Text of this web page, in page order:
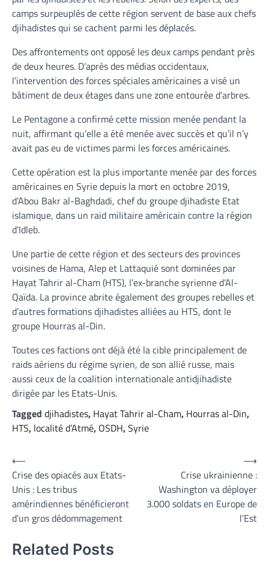
camps surpeuplés de cette région servent de base aux chefs
djihadistes qui se cachent parmi les déplacés.
Des affrontements ont opposé les deux camps pendant près
de deux heures. D’après des médias occidentaux,
l’intervention des forces spéciales américaines a visé un
bâtiment de deux étages dans une zone entourée d’arbres.
Le Pentagone a confirmé cette mission menée pendant la
nuit, affirmant qu’elle a été menée avec succès et qu’il n’y
avait pas eu de victimes parmi les forces américaines.
Cette opération est la plus importante menée par des forces
américaines en Syrie depuis la mort en octobre 2019,
d’Abou Bakr al-Baghdadi, chef du groupe djihadiste Etat
islamique, dans un raid militaire américain contre la région
d’Idleb.
Une partie de cette région et des secteurs des provinces
voisines de Hama, Alep et Lattaquié sont dominées par
Hayat Tahrir al-Cham (HTS), l’ex-branche syrienne d’Al-
Qaïda. La province abrite également des groupes rebelles et
d’autres formations djihadistes alliées au HTS, dont le
groupe Hourras al-Din.
Toutes ces factions ont déjà été la cible principalement de
raids aériens du régime syrien, de son allié russe, mais
aussi ceux de la coalition internationale antidjihadiste
dirigée par les Etats-Unis.
Tagged djihadistes, Hayat Tahrir al-Cham, Hourras al-Din,
HTS, localité d’Atmé, OSDH,Syrie
Navigation
de
l’article
⟵
Crise des opiacés aux Etats-
Unis : Les tribus
amérindiennes bénéficieront
d’un gros dédommagement
Crise ukrainienne :
Washington va déployer
3.000 soldats en Europe de
l’Est
⟶
Related Posts